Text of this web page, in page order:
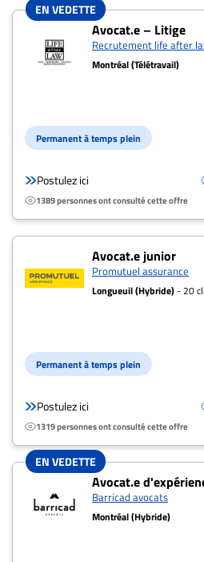
EN VEDETTE
Avocat.e – Litige
Recrutement life after
Montréal (Télétravail)
Permanent à temps plein
Postulez ici
1389 personnes ont consulté cette offre
Avocat.e junior
Promutuel assurance
Longueuil (Hybride)- 20
Permanent à temps plein
Postulez ici
1319 personnes ont consulté cette offre
EN VEDETTE
Avocat.e
Barricad avocats
Montréal (Hybride)